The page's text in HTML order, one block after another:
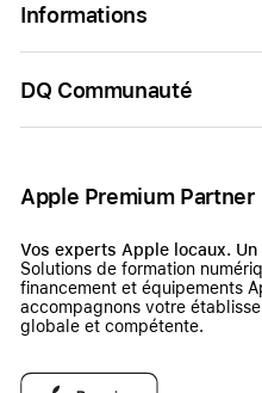
Informations
DQ Communauté
Apple Premium Partner
Vos experts Apple locaux.
Solutions de formation
financement et équipements
accompagnons votre
globale et compétente.